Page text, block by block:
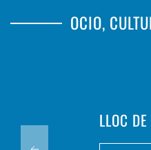
OCIO,
LLOC